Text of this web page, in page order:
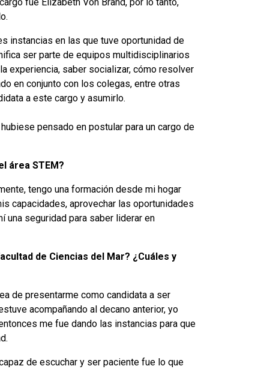
instancias en las que tuve oportunidad de
ser parte de equipos multidisciplinarios
experiencia, saber socializar, cómo resolver
en conjunto con los colegas, entre otras
a este cargo y asumirlo.
pensado en postular para un cargo de
área STEM?
tengo una formación desde mi hogar
capacidades, aprovechar las oportunidades
una seguridad para saber liderar en
de Ciencias del Mar? ¿Cuáles y
de presentarme como candidata a ser
acompañando al decano anterior, yo
me fue dando las instancias para que
de escuchar y ser paciente fue lo que